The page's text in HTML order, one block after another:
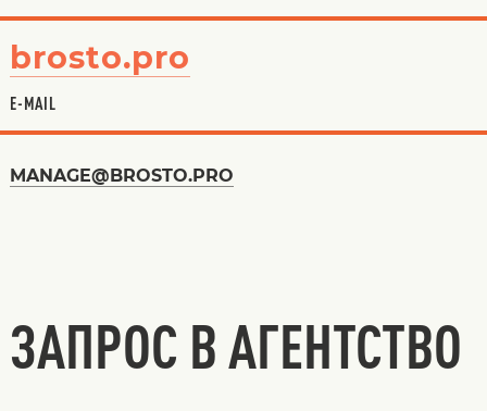
brosto.pro
E-MAIL
MANAGE@BROSTO.PRO
ЗАПРОС В АГЕНТСТВО